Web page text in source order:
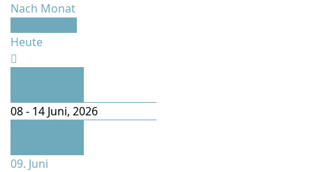
Nach Monat
Heute
08 - 14 Juni, 2026
09. Juni